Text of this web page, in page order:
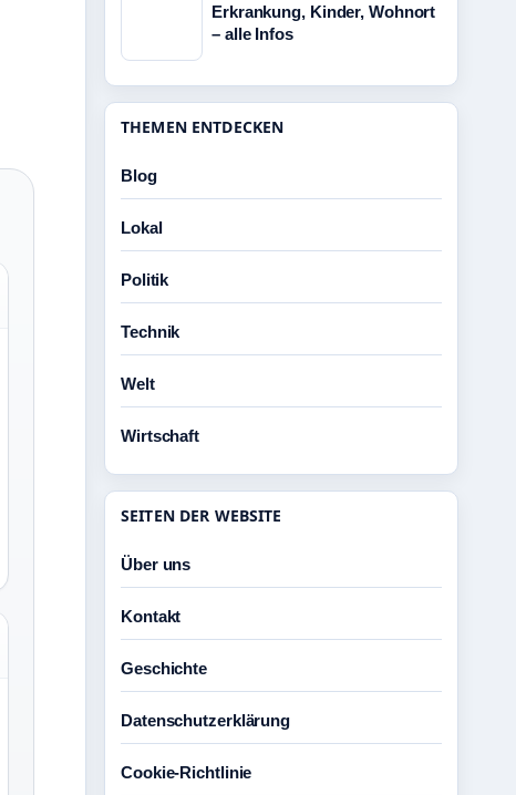
Erkrankung, Kinder, Wohnort
– alle Infos
THEMEN ENTDECKEN
Blog
Lokal
Politik
Technik
Welt
Wirtschaft
SEITEN DER WEBSITE
Über uns
Kontakt
Geschichte
Datenschutzerklärung
Cookie-Richtlinie